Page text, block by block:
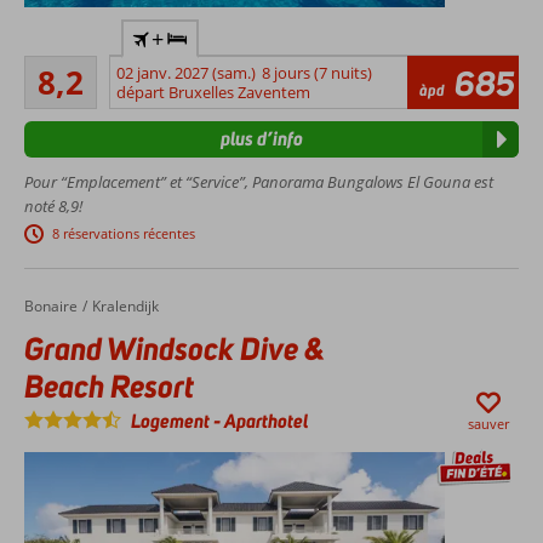
unique
concept
d'hôtel-
école, avec
étudiants
et un
personnel
accueillants
également
disponible
le
centre
de El
centre
de
plongée
et un
privée
dans
le
lagon
Late
8,2
Très bon
685
commentaires
+
02 janv. 2027 (sam.) 8 jours (7 nuits)
départ Bruxelles Zaventem
àpd 685
Pour “Emplacement” et “Service”, Panorama Bungalows El Gouna est
noté 8,9!
8 réservations récentes
plus d’info
Accueil
Bonaire Kralendijk
Grand Windsock Dive & Beach Resort
Grand Windsock Dive &
Beach Resort
Logement-Aparthotel sauver